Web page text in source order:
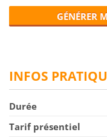
GÉNÉRER
INFOS
Durée
Tarif présentiel